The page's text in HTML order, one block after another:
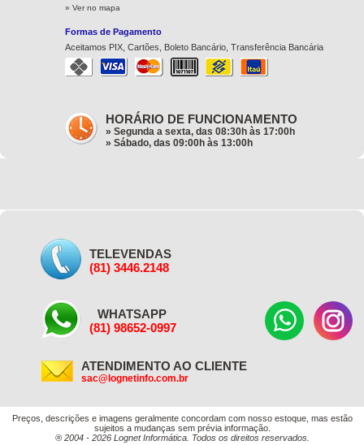
» Ver no mapa
Formas de Pagamento
Aceitamos PIX, Cartões, Boleto Bancário, Transferência Bancária
HORÁRIO DE FUNCIONAMENTO
» Segunda a sexta, das 08:30h às 17:00h
» Sábado, das 09:00h às 13:00h
TELEVENDAS
(81) 3446.2148
WHATSAPP
(81) 98652-0997
ATENDIMENTO AO CLIENTE
sac@lognetinfo.com.br
Preços, descrições e imagens geralmente concordam com nosso estoque, mas estão
sujeitos a mudanças sem prévia informação.
® 2004 - 2026 Lognet Informática. Todos os direitos reservados.